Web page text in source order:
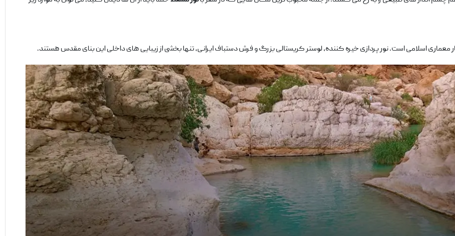
اسلامی است. نور پردازی خیره‌ کننده، لوستر کریستالی بزرگ و فرش دستباف ایرانی، تنها بخشی از زیبایی ‌های داخلی این بنای مقدس هستند.